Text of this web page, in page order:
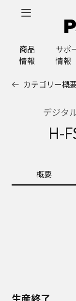
商品
情報
サポ
情報
カテゴリー概
デジタ
H-
概要